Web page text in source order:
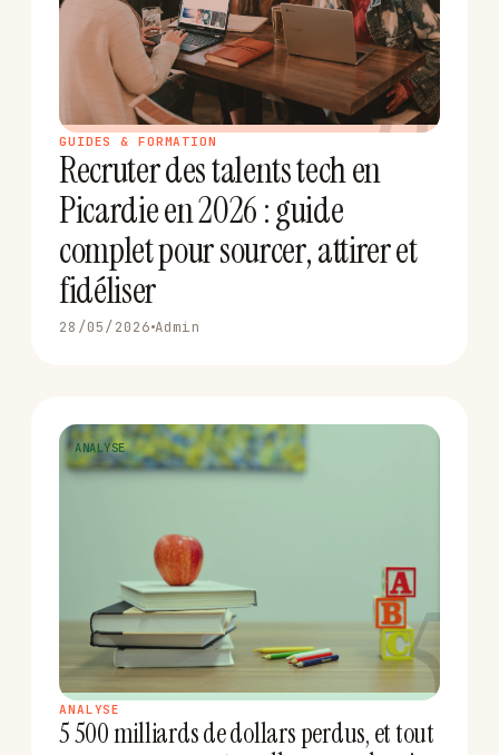
R
GUIDES & FORMATION
Recruter des talents tech en
Picardie en 2026 : guide
complet pour sourcer, attirer et
fidéliser
28/05/2026 Admin
5
ANALYSE
ANALYSE
5 500 milliards de dollars perdus, et tout